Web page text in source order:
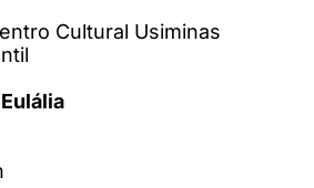
Cultural Usiminas